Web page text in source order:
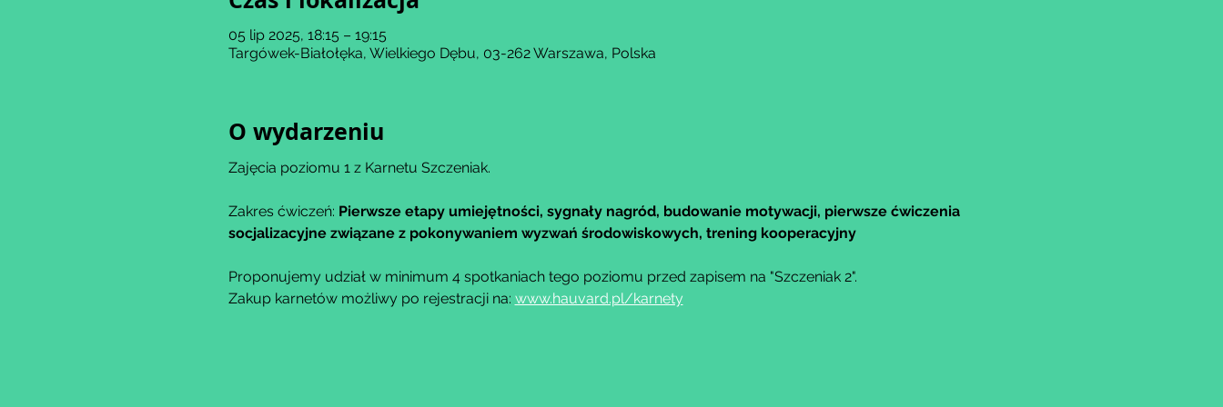
05 lip 2025, 18:15 – 19:15
Targówek-Białołęka, Wielkiego Dębu, 03-262 Warszawa, Polska
O wydarzeniu
Zajęcia poziomu 1 z Karnetu Szczeniak.
Zakres ćwiczeń: Pierwsze etapy umiejętności, sygnały nagród, budowanie motywacji, pierwsze ćwiczenia
socjalizacyjne związane z pokonywaniem wyzwań środowiskowych, trening kooperacyjny
Proponujemy udział w minimum 4 spotkaniach tego poziomu przed zapisem na "Szczeniak 2".
Zakup karnetów możliwy po rejestracji na: www.hauvard.pl/karnety